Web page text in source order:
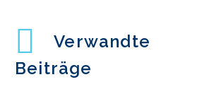
Verwandte
Beiträge